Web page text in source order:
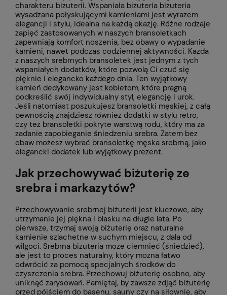
charakteru biżuterii. Wspaniała biżuteria biżuteria
wysadzana połyskującymi kamieniami jest wyrazem
elegancji i stylu, idealna na każdą okazję. Różne rodzaje
zapięć zastosowanych w naszych bransoletkach
zapewniają komfort noszenia, bez obawy o wypadanie
kamieni, nawet podczas codziennej aktywności. Każda
z naszych srebrnych bransoletek jest jednym z tych
wspaniałych dodatków, które pozwolą Ci czuć się
pięknie i elegancko każdego dnia. Ten wyjątkowy
kamień dedykowany jest kobietom, które pragną
podkreślić swój indywidualny styl, elegancję i urok.
Jeśli natomiast poszukujesz bransoletki męskiej, z całą
pewnością znajdziesz również dodatki w stylu retro,
czy też bransoletki pokryte warstwą rodu, który ma za
zadanie zapobieganie śniedzeniu srebra. Zatem bez
obaw możesz wybrać bransoletkę męska srebrną, jako
elegancki dodatek lub wyjątkowy prezent.
Jak przechowywać biżuterię ze
srebra i markazytów?
Przechowywanie srebrnej biżuterii jest kluczowe, aby
utrzymanie jej piękna i blasku na długie lata. Po
pierwsze, trzymaj swoją biżuterię oraz naturalne
kamienie szlachetne w suchym miejscu, z dala od
wilgoci. Srebrna biżuteria może ciemnieć (śniedzieć),
ale jest to proces naturalny, który można łatwo
odwrócić za pomocą specjalnych środków do
czyszczenia srebra. Przechowuj biżuterię osobno, aby
uniknąć zarysowań. Pamiętaj, by zawsze zdjąć biżuterię
przed pójściem do basenu, sauny czy na siłownię, aby